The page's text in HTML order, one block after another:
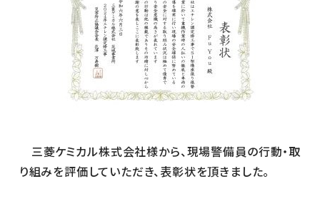
三菱ケミカル株式会社様から、現場警備員の行動・取
り組みを評価していただき、表彰状を頂きました。